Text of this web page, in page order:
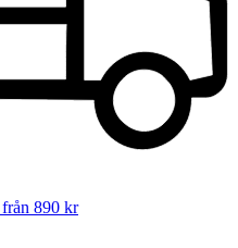
från 890 kr